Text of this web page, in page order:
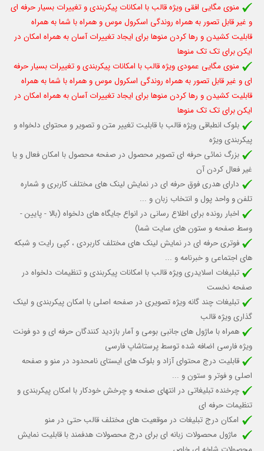
منوی مگایی افقی ویژه قالب با امکانات پیکربندی و تغییرات بسیار حرفه ای
و غیر قابل تصور به همراه روندگی اسکرول موس و همراه با شما به همراه
قابلیت کشیدن و رها کردن منوها برای ایجاد تغییرات آسان به همراه امکان در
ایکن برای تک تک منوها
منوی مگایی عمودی ویژه قالب با امکانات پیکربندی و تغییرات بسیار حرفه
ای و غیر قابل تصور به همراه روندگی اسکرول موس و همراه با شما به همراه
قابلیت کشیدن و رها کردن منوها برای ایجاد تغییرات آسان به همراه امکان در
ایکن برای تک تک منوها
بلوک انطباقی ویژه قالب با قابلیت تغییر متن و تصویر و محتوای دلخواه و
پیکربندی ویژه
بزرگ نمائی حرفه ای تصویر محصول در صفحه محصول با امکان فعال و یا
غیر فعال کردن آن
دارای هدری فوق حرفه ای در نمایش لینک های مختلف کاربری و شماره
تلفن و واحد پول و انتخاب زبان و ...
اخبار رونده برای اطلاع رسانی در انواع جایگاه های دلخواه (بالا - پایین -
وسط صفحه و ستون های سایت شما)
فوتری حرفه ای در نمایش لینک های مختلف کاربردی ، کپی رایت و شبکه
های اجتماعی و خبرنامه و ...
تبلیغات اسلایدری ویژه قالب با امکانات پیکربندی و تنظیمات دلخواه در
صفحه نخست
تبلیغات چند گانه ویژه تصویری در صفحه اصلی با امکان پیکربندی و لینک
گذاری ویژه قالب
همراه با ماژول های جانبی بومی و آمار بازدید کنندگان حرفه ای و دو فونت
ویژه فارسی اضافه شده توسط پرستاشاپ فارسی
قابلیت درج محتوای آزاد و بلوک های ایستای نامحدود در منو و صفحه
اصلی و فوتر و ستون و ...
چرخنده تبلیغاتی در انتهای صفحه و چرخش خودکار با امکان پیکربندی و
تنظیمات حرفه ای
امکان درج تبلیغات در موقعیت های مختلف قالب حتی در منو
ماژول محصولات زبانه ای برای درج محصولات هدفمند با قابلیت نمایش